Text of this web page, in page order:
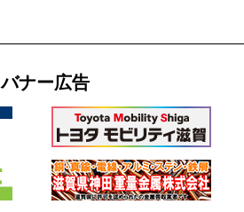
バナー広告